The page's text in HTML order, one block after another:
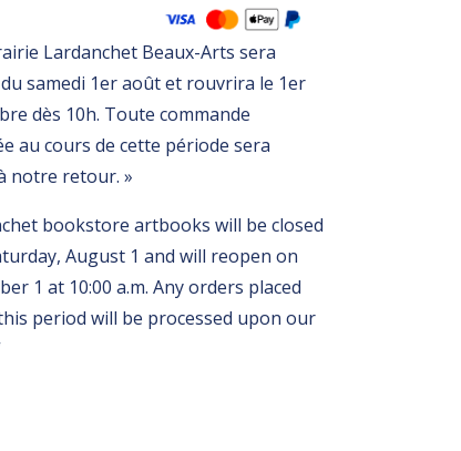
Lardanchet Beaux-Arts sera
samedi 1er août et rouvrira le 1er
dès 10h. Toute commande
au cours de cette période sera
notre retour. »
bookstore artbooks will be closed
August 1 and will reopen on
1 at 10:00 a.m. Any orders placed
period will be processed upon our